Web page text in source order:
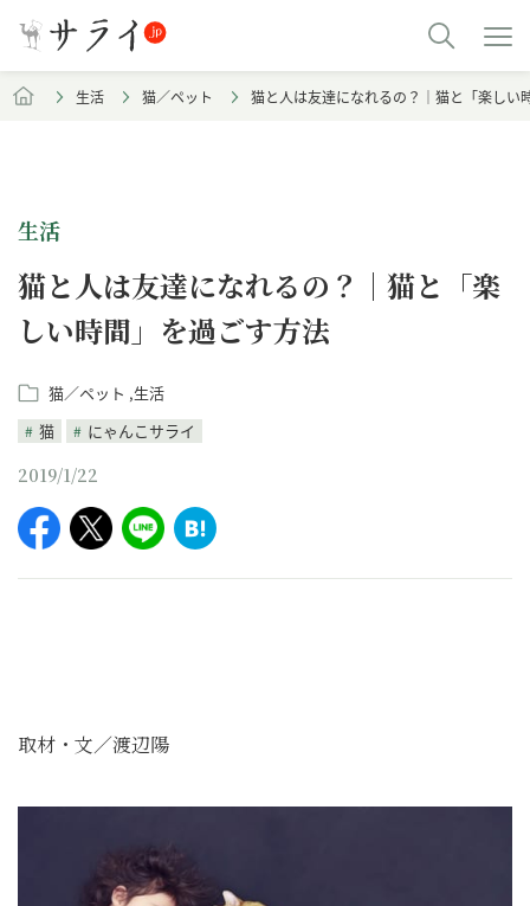
生活 猫／ペット 猫と人は友達になれるの？｜猫と「楽しい
生活
猫と人は友達になれるの？｜猫と「楽
しい時間」を過ごす方法
猫／ペット 生活
猫
にゃんこサライ
2019/1/22
取材・文／渡辺陽